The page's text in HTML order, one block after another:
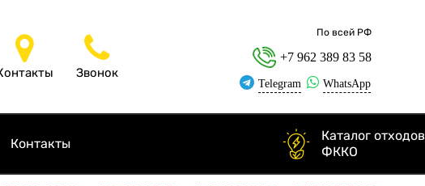
Звонок
По всей РФ
+7 962 389 83 58
Telegram WhatsApp
Контакты
Каталог отходов
ФККО